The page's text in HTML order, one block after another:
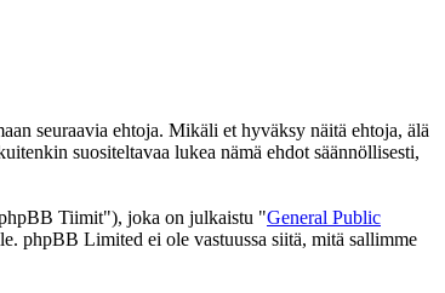
seuraavia ehtoja. Mikäli et hyväksy näitä ehtoja, älä
suositeltavaa lukea nämä ehdot säännöllisesti,
Tiimit"), joka on julkaistu "General Public
phpBB Limited ei ole vastuussa siitä, mitä sallimme